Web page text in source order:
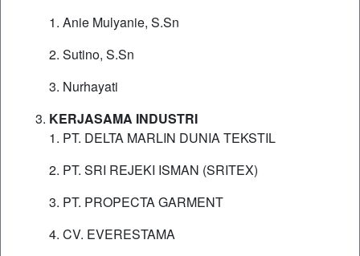
1. Anie Mulyanie, S.Sn
2. Sutino, S.Sn
3. Nurhayati
KERJASAMA INDUSTRI
1. PT. DELTA MARLIN DUNIA TEKSTIL
2. PT. SRI REJEKI ISMAN (SRITEX)
3. PT. PROPECTA GARMENT
4. CV. EVERESTAMA